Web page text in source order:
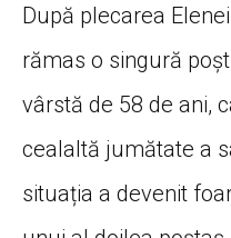
După plecarea
rămas o singură
vârstă de 58 de ani,
cealaltă jumătate a
situația a devenit